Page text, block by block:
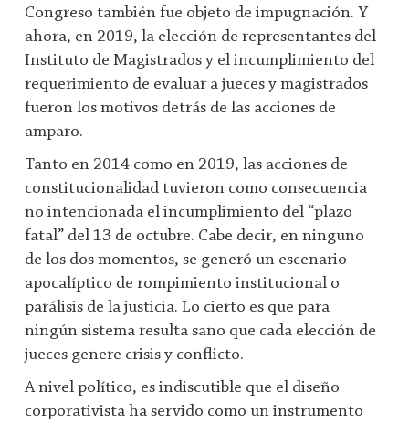
Congreso también fue objeto de impugnación. Y
ahora, en 2019, la elección de representantes del
Instituto de Magistrados y el incumplimiento del
requerimiento de evaluar a jueces y magistrados
fueron los motivos detrás de las acciones de
amparo.
Tanto en 2014 como en 2019, las acciones de
constitucionalidad tuvieron como consecuencia
no intencionada el incumplimiento del “plazo
fatal” del 13 de octubre. Cabe decir, en ninguno
de los dos momentos, se generó un escenario
apocalíptico de rompimiento institucional o
parálisis de la justicia. Lo cierto es que para
ningún sistema resulta sano que cada elección de
jueces genere crisis y conflicto.
A nivel político, es indiscutible que el diseño
corporativista ha servido como un instrumento